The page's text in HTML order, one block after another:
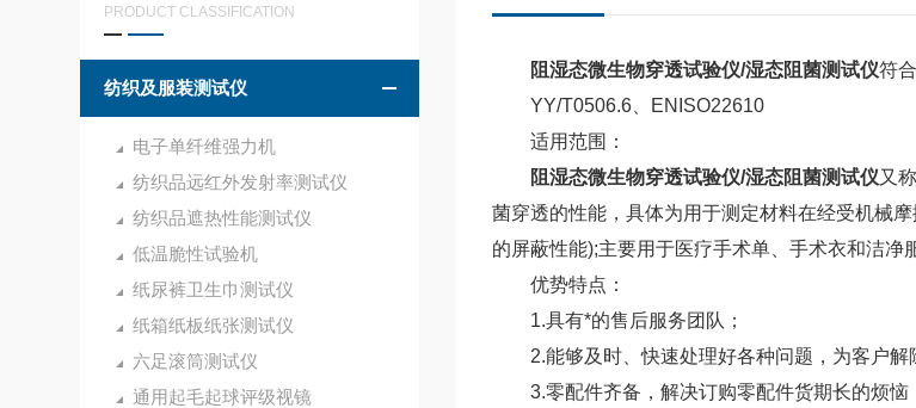
PRODUCT CLASSIFICATION
纺织及服装测试仪
电子单纤维强力机
纺织品远红外发射率测试仪
纺织品遮热性能测试仪
低温脆性试验机
纸尿裤卫生巾测试仪
纸箱纸板纸张测试仪
六足滚筒测试仪
通用起毛起球评级视镜
阻湿态微生物穿透试验仪/湿态阻菌测试仪符
YY/T0506.6、ENISO22610
适用范围：
阻湿态微生物穿透试验仪/湿态阻菌测试仪又
菌穿透的性能，具体为用于测定材料在经受机械
的屏蔽性能);主要用于医疗手术单、手术衣和洁净
优势特点：
1.具有*的售后服务团队；
2.能够及时、快速处理好各种问题，为客户解
3.零配件齐备，解决订购零配件货期长的烦恼